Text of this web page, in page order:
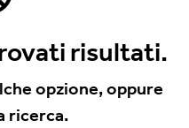
risultati.
opzione, oppure
ricerca.